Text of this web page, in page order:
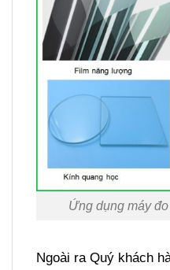
Ứng dụng máy
Ngoài ra Quý khách